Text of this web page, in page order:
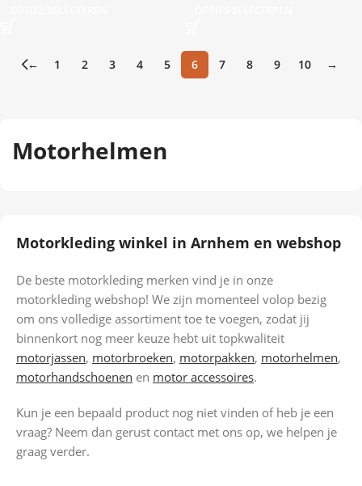
← 1 2 3 4 5 6 7 8 9 10 →
Motorhelmen
Motorkleding winkel in Arnhem en webshop
De beste motorkleding merken vind je in onze
motorkleding webshop! We zijn momenteel volop bezig
om ons volledige assortiment toe te voegen, zodat jij
binnenkort nog meer keuze hebt uit topkwaliteit
motorjassen, motorbroeken, motorpakken, motorhelmen,
motorhandschoenen en motor accessoires.
Kun je een bepaald product nog niet vinden of heb je een
vraag? Neem dan gerust contact met ons op, we helpen je
graag verder.